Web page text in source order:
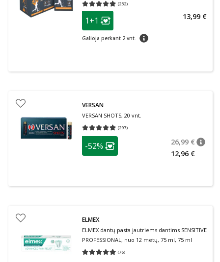
(232)
Vidutinis įvertinimas 4.93
patarimas
Lojalumo klubo narių nuolaida
1+1
Galioja perkant 2 vnt. patarimas
13,99 €
VERSAN
VERSAN SHOTS, 20 vnt.
(297)
Vidutinis įvertinimas 4.93
patarimas
Lojalumo klubo narių nuolaida
-52% 26,99 €
12,96 €
ELMEX
ELMEX dantų pasta jautriems dantims SENSITIVE
PROFESSIONAL, nuo 12 metų, 75 ml, 75 ml
(76)
Vidutinis įvertinimas 4.95